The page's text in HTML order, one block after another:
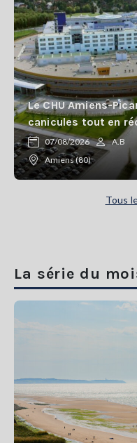
Le CHU Amiens-
canicules tout en
07/08/2026
A.B
Amiens (80)
Tous
La série du